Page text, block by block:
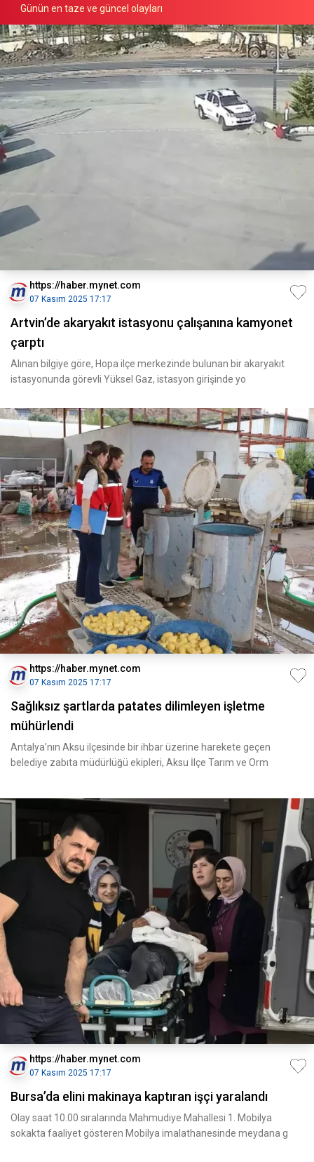
Günün en taze ve güncel olayları
https://haber.mynet.com
07 Kasım 2025 17:17
Artvin’de akaryakıt istasyonu çalışanına kamyonet
çarptı
Alınan bilgiye göre, Hopa ilçe merkezinde bulunan bir akaryakıt
istasyonunda görevli Yüksel Gaz, istasyon girişinde yo
https://haber.mynet.com
07 Kasım 2025 17:17
Sağlıksız şartlarda patates dilimleyen işletme
mühürlendi
Antalya’nın Aksu ilçesinde bir ihbar üzerine harekete geçen
belediye zabıta müdürlüğü ekipleri, Aksu İlçe Tarım ve Orm
https://haber.mynet.com
07 Kasım 2025 17:17
Bursa’da elini makinaya kaptıran işçi yaralandı
Olay saat 10.00 sıralarında Mahmudiye Mahallesi 1. Mobilya
sokakta faaliyet gösteren Mobilya imalathanesinde meydana g